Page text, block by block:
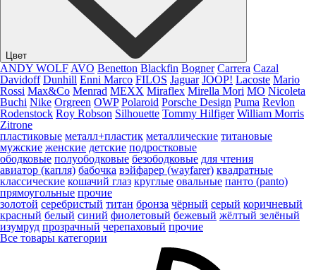
Цвет
ANDY WOLF AVO Benetton Blackfin Bogner Carrera Cazal
Davidoff Dunhill Enni Marco FILOS Jaguar JOOP! Lacoste Mario
Rossi Max&Co Menrad MEXX Miraflex Mirella Mori MO Nicoleta
Buchi Nike Orgreen OWP Polaroid Porsche Design Puma Revlon
Rodenstock Roy Robson Silhouette Tommy Hilfiger William Morris
Zitrone
пластиковые металл+пластик металлические титановые
мужские женские детские подростковые
ободковые полуободковые безободковые для чтения
авиатор (капля) бабочка вэйфарер (wayfarer) квадратные
классические кошачий глаз круглые овальные панто (panto)
прямоугольные прочие
золотой серебристый титан бронза чёрный серый коричневый
красный белый синий фиолетовый бежевый жёлтый зелёный
изумруд прозрачный черепаховый прочие
Все товары категории